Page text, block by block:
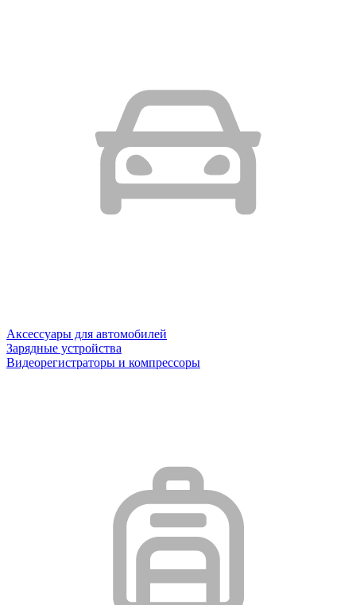
Аксессуары для автомобилей
Зарядные устройства
Видеорегистраторы и компрессоры